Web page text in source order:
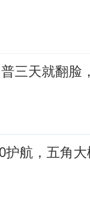
三天就翻脸
护航，五角